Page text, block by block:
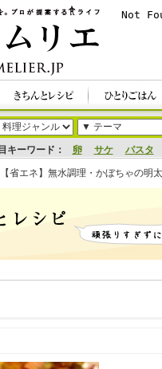
キーワード： 卵 サケ パスタ
【省エネ】無水調理・かぼちゃの明